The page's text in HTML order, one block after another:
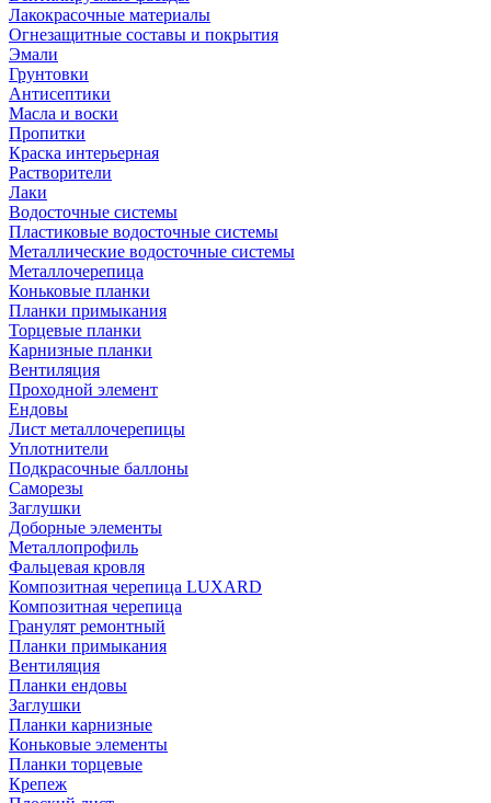
Лакокрасочные материалы
Огнезащитные составы и покрытия
Эмали
Грунтовки
Антисептики
Масла и воски
Пропитки
Краска интерьерная
Растворители
Лаки
Водосточные системы
Пластиковые водосточные системы
Металлические водосточные системы
Металлочерепица
Коньковые планки
Планки примыкания
Торцевые планки
Карнизные планки
Вентиляция
Проходной элемент
Ендовы
Лист металлочерепицы
Уплотнители
Подкрасочные баллоны
Саморезы
Заглушки
Доборные элементы
Металлопрофиль
Фальцевая кровля
Композитная черепица LUXARD
Композитная черепица
Гранулят ремонтный
Планки примыкания
Вентиляция
Планки ендовы
Заглушки
Планки карнизные
Коньковые элементы
Планки торцевые
Крепеж